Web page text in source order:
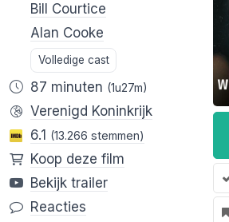
Bill Courtice
Alan Cooke
Volledige cast
87 minuten (1u27m)
Verenigd Koninkrijk
6.1 (13.266 stemmen)
Koop deze film
Bekijk trailer
Reacties